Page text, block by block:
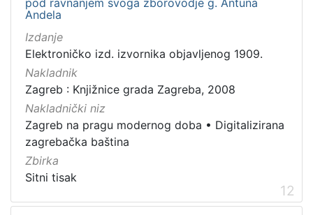
Andela
Izdanje
Elektroničko izd. izvornika objavljenog 1909.
Nakladnik
Zagreb : Knjižnice grada Zagreba, 2008
Nakladnički niz
Zagreb na pragu modernog doba • Digitalizirana
zagrebačka baština
Zbirka
Sitni tisak
12